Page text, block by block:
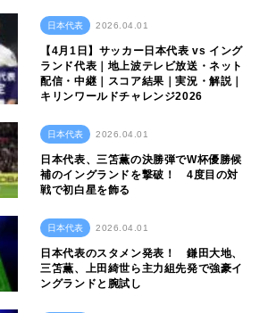
日本代表 2026.04.01
【4月1日】サッカー日本代表 vs イング
ランド代表｜地上波テレビ放送・ネット
配信・中継｜スコア結果｜実況・解説｜
キリンワールドチャレンジ2026
日本代表 2026.04.01
日本代表、三笘薫の決勝弾でW杯優勝候
補のイングランドを撃破！ 4度目の対
戦で初白星を飾る
日本代表 2026.04.01
日本代表のスタメン発表！ 鎌田大地、
三笘薫、上田綺世ら主力組先発で強豪イ
ングランドと腕試し